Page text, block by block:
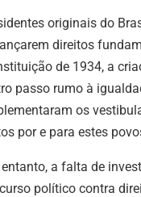
originais do
direitos
de 1934, a
passo rumo à
os
por e para estes
entanto, a falta de
político contra